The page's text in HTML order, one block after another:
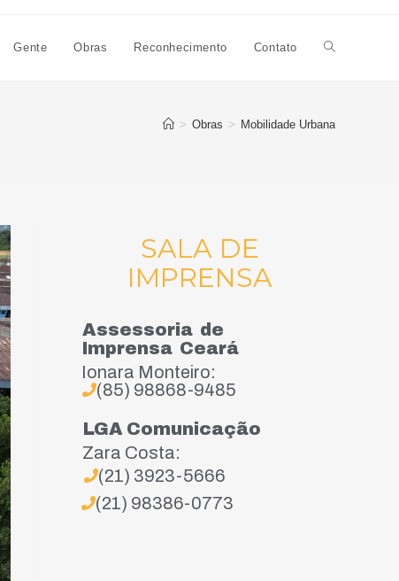
Gente Obras Reconhecimento Contato
> Obras > Mobilidade Urbana
SALA DE
IMPRENSA
Assessoria de
Imprensa Ceará
Ionara Monteiro:
(85) 98868-9485
LGA Comunicação
Zara Costa:
(21) 3923-5666
(21) 98386-0773